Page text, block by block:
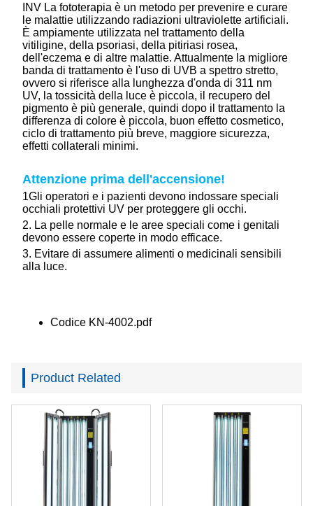
INV La fototerapia è un metodo per prevenire e curare
le malattie utilizzando radiazioni ultraviolette artificiali.
È ampiamente utilizzata nel trattamento della
vitiligine, della psoriasi, della pitiriasi rosea,
dell'eczema e di altre malattie. Attualmente la migliore
banda di trattamento è l'uso di UVB a spettro stretto,
ovvero si riferisce alla lunghezza d'onda di 311 nm
UV, la tossicità della luce è piccola, il recupero del
pigmento è più generale, quindi dopo il trattamento la
differenza di colore è piccola, buon effetto cosmetico,
ciclo di trattamento più breve, maggiore sicurezza,
effetti collaterali minimi.
Attenzione prima dell'accensione!
1Gli operatori e i pazienti devono indossare speciali
occhiali protettivi UV per proteggere gli occhi.
2. La pelle normale e le aree speciali come i genitali
devono essere coperte in modo efficace.
3. Evitare di assumere alimenti o medicinali sensibili
alla luce.
Codice KN-4002.pdf
Product Related